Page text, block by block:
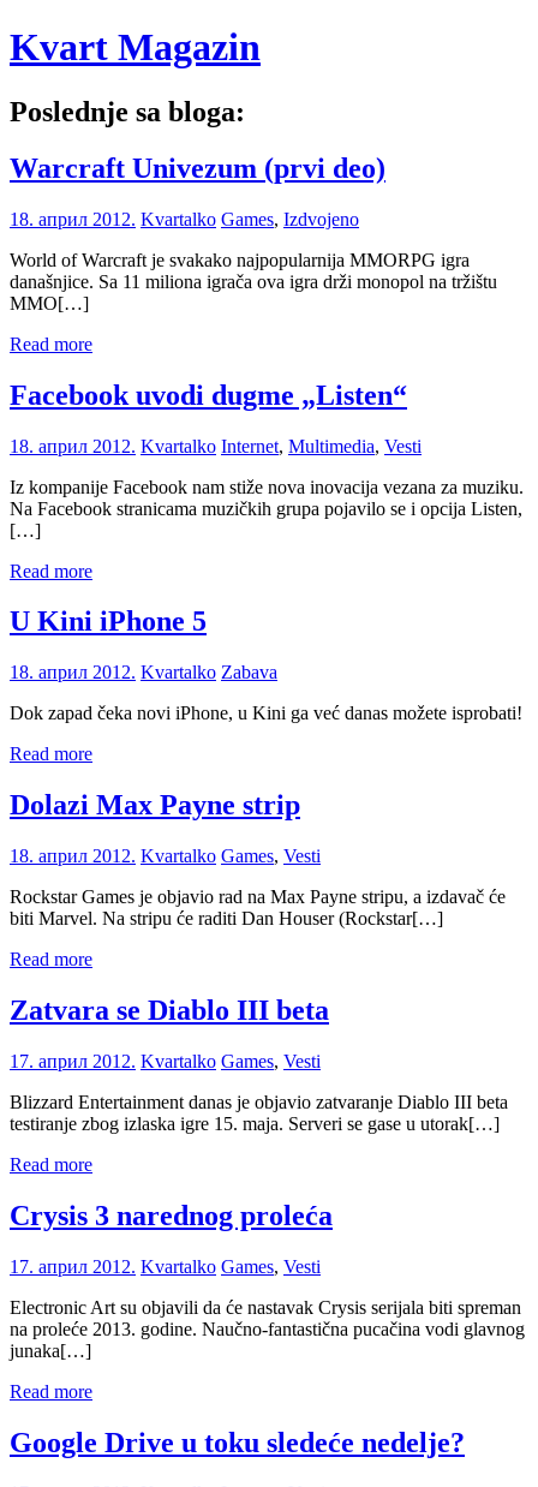
Skip
to
Kvart Magazin
Na
od
Poslednje sa bloga:
Warcraft Univezum (prvi deo)
18. април 2012. Kvartalko Games, Izdvojeno
World of Warcraft je svakako najpopularnija MMORPG igra
današnjice. Sa 11 miliona igrača ova igra drži monopol na tržištu
MMO[…]
Read more
Facebook uvodi dugme „Listen“
18. април 2012. Kvartalko Internet, Multimedia, Vesti
Iz kompanije Facebook nam stiže nova inovacija vezana za muziku.
Na Facebook stranicama muzičkih grupa pojavilo se i opcija Listen,
[…]
Read more
U Kini iPhone 5
18. април 2012. Kvartalko Zabava
Dok zapad čeka novi iPhone, u Kini ga već danas možete isprobati!
Read more
Dolazi Max Payne strip
18. април 2012. Kvartalko Games, Vesti
Rockstar Games je objavio rad na Max Payne stripu, a izdavač će
biti Marvel. Na stripu će raditi Dan Houser (Rockstar[…]
Read more
Zatvara se Diablo III beta
17. април 2012. Kvartalko Games, Vesti
Blizzard Entertainment danas je objavio zatvaranje Diablo III beta
testiranje zbog izlaska igre 15. maja. Serveri se gase u utorak[…]
Read more
Crysis 3 narednog proleća
17. април 2012. Kvartalko Games, Vesti
Electronic Art su objavili da će nastavak Crysis serijala biti spreman
na proleće 2013. godine. Naučno-fantastična pucačina vodi glavnog
junaka[…]
Read more
Google Drive u toku sledeće nedelje?